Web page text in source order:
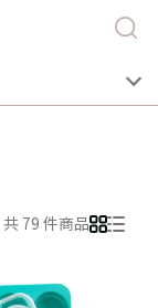
共 79 件商品